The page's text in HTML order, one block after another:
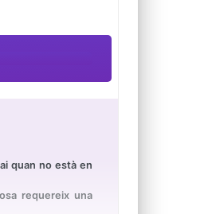
quan no està en
requereix una